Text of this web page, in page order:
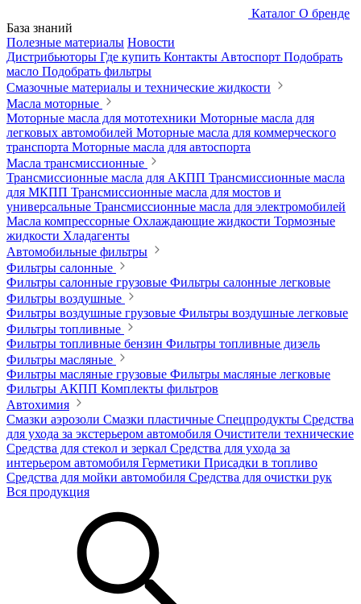
Каталог О бренде
База знаний
Полезные материалы Новости
Дистрибьюторы Где купить Контакты Автоспорт Подобрать
масло Подобрать фильтры
Смазочные материалы и технические жидкости
Масла моторные
Моторные масла для мототехники Моторные масла для
легковых автомобилей Моторные масла для коммерческого
транспорта Моторные масла для автоспорта
Масла трансмиссионные
Трансмиссионные масла для АКПП Трансмиссионные масла
для МКПП Трансмиссионные масла для мостов и
универсальные Трансмиссионные масла для электромобилей
Масла компрессорные Охлаждающие жидкости Тормозные
жидкости Хладагенты
Автомобильные фильтры
Фильтры салонные
Фильтры салонные грузовые Фильтры салонные легковые
Фильтры воздушные
Фильтры воздушные грузовые Фильтры воздушные легковые
Фильтры топливные
Фильтры топливные бензин Фильтры топливные дизель
Фильтры масляные
Фильтры масляные грузовые Фильтры масляные легковые
Фильтры АКПП Комплекты фильтров
Автохимия
Смазки аэрозоли Смазки пластичные Спецпродукты Средства
для ухода за экстерьером автомобиля Очистители технические
Средства для стекол и зеркал Средства для ухода за
интерьером автомобиля Герметики Присадки в топливо
Средства для мойки автомобиля Средства для очистки рук
Вся продукция